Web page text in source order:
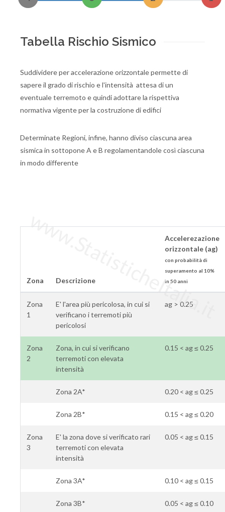
Tabella Rischio Sismico
Suddividere per accelerazione orizzontale permette di
sapere il grado di rischio e l'intensità attesa di un
eventuale terremoto e quindi adottare la rispettiva
normativa vigente per la costruzione di edifici
Determinate Regioni, infine, hanno diviso ciascuna area
sismica in sottopone A e B regolamentandole così ciascuna
in modo differente
Zona Descrizione
Accelerezazione
orizzontale (ag)
con probabilità di
superamento al 10%
in 50 anni
Zona
1
E' l'area più pericolosa, in cui si
verificano i terremoti più
pericolosi
ag > 0.25
Zona
2
Zona, in cui si verificano
terremoti con elevata
intensità
0.15 < ag ≤ 0.25
Zona 2A* 0.20 < ag ≤ 0.25
Zona 2B* 0.15 < ag ≤ 0.20
Zona
3
E' la zona dove si verificato rari
terremoti con elevata
intensità
0.05 < ag ≤ 0.15
Zona 3A* 0.10 < ag ≤ 0.15
Zona 3B* 0.05 < ag ≤ 0.10
www.StatisticheItalia.it